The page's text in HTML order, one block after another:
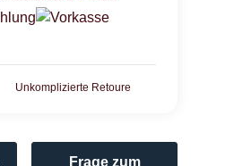
Unkomplizierte Retoure
Frage zum